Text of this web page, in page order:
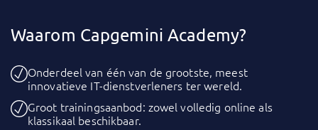
Waarom Capgemini Academy?
Onderdeel van één van de grootste, meest
innovatieve IT-dienstverleners ter wereld.
Groot trainingsaanbod: zowel volledig online als
klassikaal beschikbaar.